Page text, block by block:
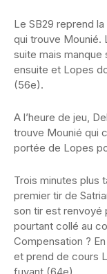
Le SB29 reprend
qui trouve Mounié.
suite mais
ensuite et Lopes
(56e).
A l’heure de jeu,
trouve Mounié qui
portée de Lopes
Trois minutes plus
premier tir de
son tir est renvoyé
pourtant collé au
Compensation ?
et prend de cours